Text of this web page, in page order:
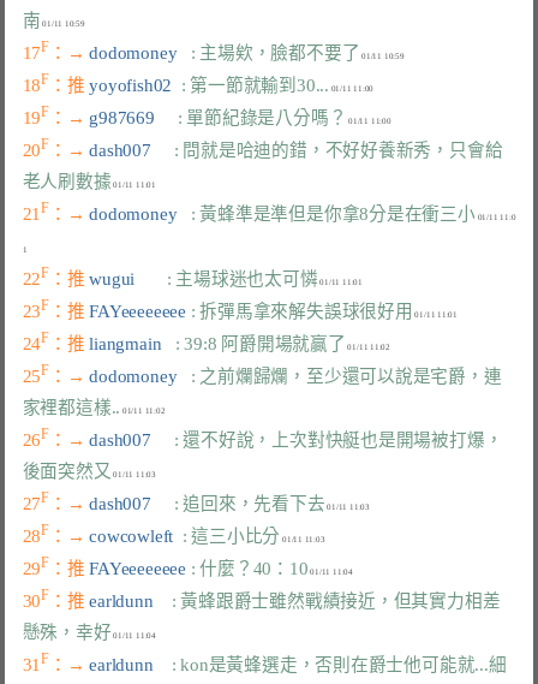
南
01/11 10:59
17F ：→ dodomoney : 主場欸，臉都不要了 01/11 10:59
18F ：推 yoyofish02 : 第一節就輸到30...
19F ：→ g987669 : 單節紀錄是八分嗎？ 01/11 11:00
20F ：→ dash007 : 問就是哈迪的錯，不好好養新秀，只會給
老人刷數據
21F ：→ dodomoney : 黃蜂準是準但是你拿8分是在衝三小 01/11 11:0
22F ：推 wugui : 主場球迷也太可憐
23F ：推 FAYeeeeeeee : 拆彈馬拿來解失誤球很好用
24F ：推 liangmain : 39:8 阿爵開場就贏了
25F ：→ dodomoney : 之前爛歸爛，至少還可以說是宅爵，連
家裡都這樣..
26F ：→ dash007 : 還不好說，上次對快艇也是開場被打爆，
後面突然又
01/11 11:03
27F ：→ dash007 : 追回來，先看下去 01/11 11:03
28F ：→ cowcowleft : 這三小比分 01/11 11:03
29F ：推 FAYeeeeeeee : 什麼？40：10 01/11 11:04
30F ：推 earldunn : 黃蜂跟爵士雖然戰績接近，但其實力相差
懸殊，幸好
01/11 11:04
31F ：→ earldunn : kon是黃蜂選走，否則在爵士他可能就...細